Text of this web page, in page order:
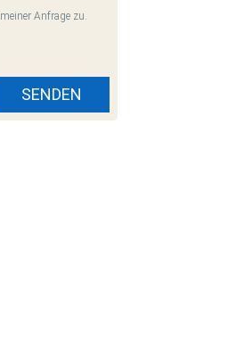
Anfrage zu.
SENDEN